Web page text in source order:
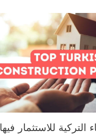
التركية للاستثمار فيها